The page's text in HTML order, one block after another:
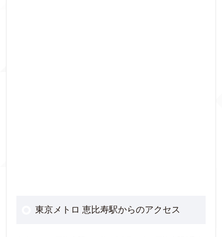
東京メトロ 恵比寿駅からのアクセス